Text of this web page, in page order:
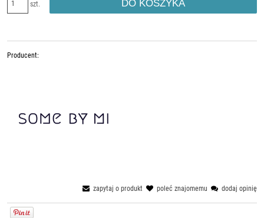
szt. DO KOSZYKA
Producent:
zapytaj o produkt poleć znajomemu dodaj opinię